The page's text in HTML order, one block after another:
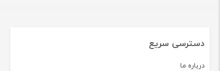
دسترسی سریع
درباره ما